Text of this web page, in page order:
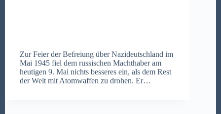
Zur Feier der Befreiung über Nazideutschland im
Mai 1945 fiel dem russischen Machthaber am
heutigen 9. Mai nichts besseres ein, als dem Rest
der Welt mit Atomwaffen zu drohen. Er…